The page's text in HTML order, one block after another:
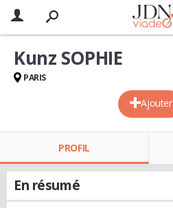
Ajouter
Kunz SOPHIE
PARIS
PROFIL
En résumé